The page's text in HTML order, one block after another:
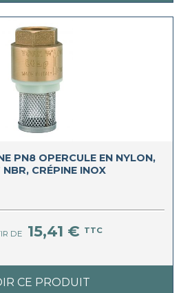
PN8 OPERCULE EN NYLON,
CRÉPINE INOX
DE 15,41 € TTC
CE PRODUIT